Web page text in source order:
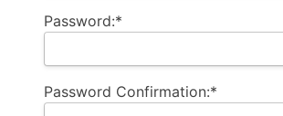
Password:*
Password Confirmation:*